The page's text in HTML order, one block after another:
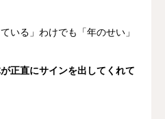
いる」わけでも「年のせい」
正直にサインを出してくれて